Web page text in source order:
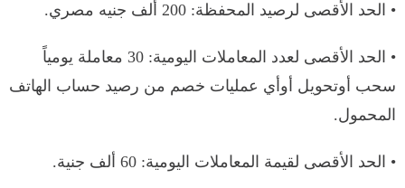
• الحد الأقصى لرصيد المحفظة: 200 ألف جنيه مصري.
• الحد الأقصى لعدد المعاملات اليومية: 30 معاملة يومياً
سحب أوتحويل أوأي عمليات خصم من رصيد حساب الهاتف
المحمول.
• الحد الأقصى لقيمة المعاملات اليومية: 60 ألف جنية.